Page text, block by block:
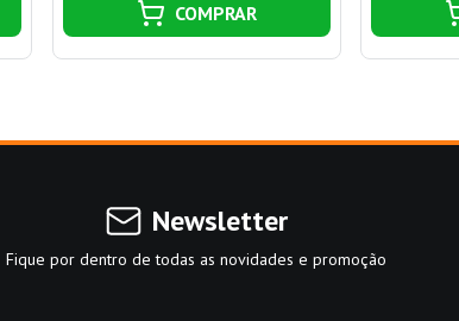
COMPRAR
Newsletter
Fique por dentro de todas as novidades e promoção